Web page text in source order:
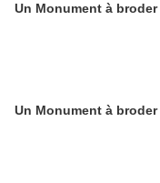
Un Monument à broder
Un Monument à broder